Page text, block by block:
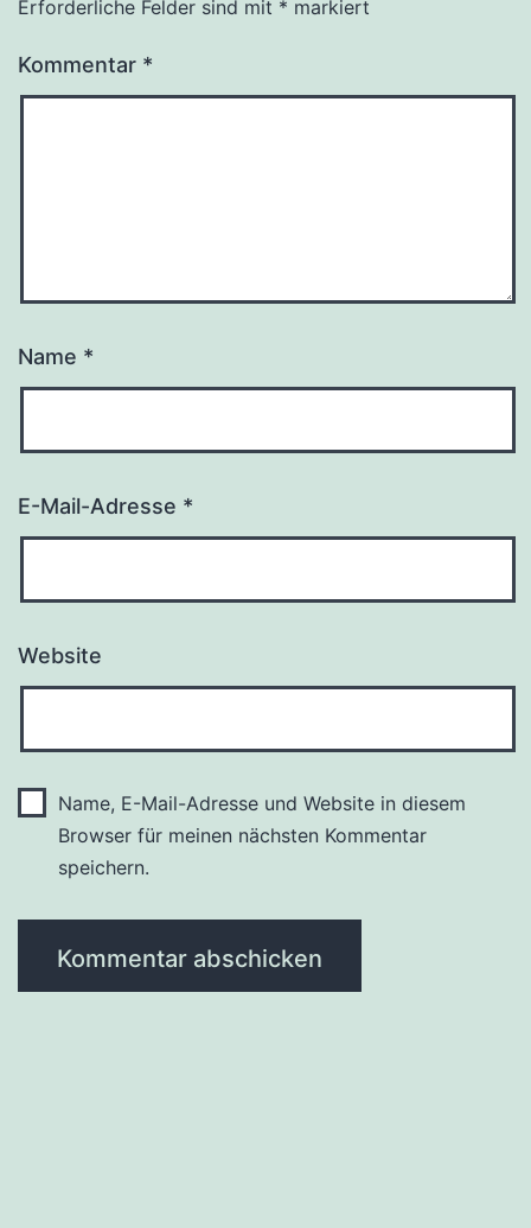
Erforderliche Felder sind mit * markiert
Kommentar *
Name *
E-Mail-Adresse *
Website
Name, E-Mail-Adresse und Website in diesem
Browser für meinen nächsten Kommentar
speichern.